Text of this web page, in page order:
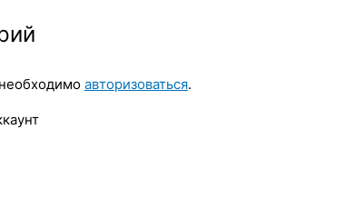
авторизоваться.